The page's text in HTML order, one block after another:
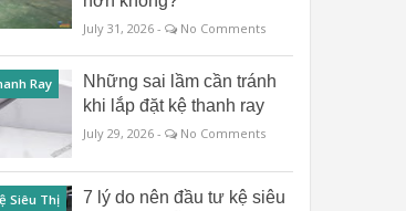
July 31, 2026 - No Comments
Ray
Những sai lầm cần tránh
khi lắp đặt kệ thanh ray
July 29, 2026 - No Comments
Siêu Thị
7 lý do nên đầu tư kệ siêu